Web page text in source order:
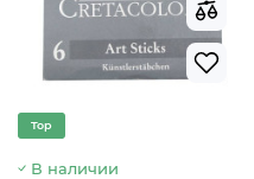
Top
В наличии